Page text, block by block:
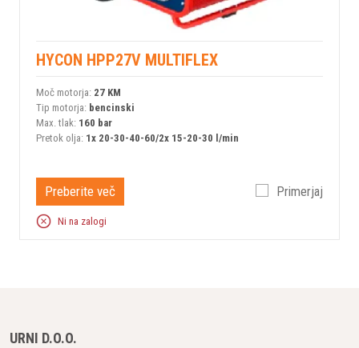
HYCON HPP27V MULTIFLEX
Moč motorja: 27 KM
Tip motorja: bencinski
Max. tlak: 160 bar
Pretok olja: 1x 20-30-40-60/2x 15-20-30 l/min
Preberite več Primerjaj
Ni na zalogi
URNI D.O.O.